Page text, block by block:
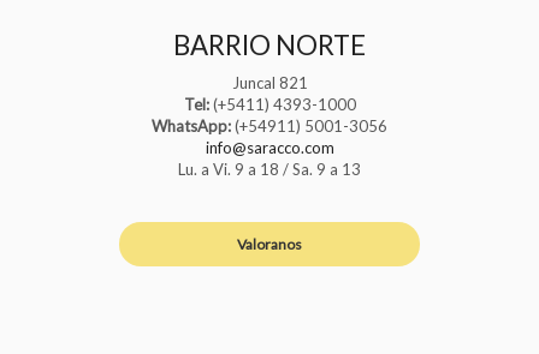
BARRIO NORTE
Juncal 821
Tel:(+5411) 4393-1000
WhatsApp:(+54911) 5001-3056
info@saracco.com
Lu. a Vi. 9 a 18 / Sa. 9 a 13
Valoranos